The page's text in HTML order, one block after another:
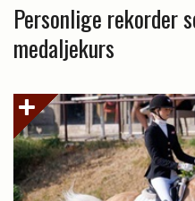
Personlige rekorder
medaljekurs